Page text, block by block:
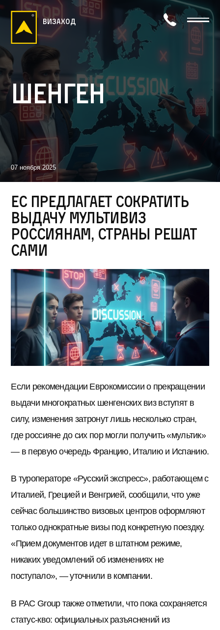
визаход
Шенген
07 ноября 2025
ЕС предлагает сократить
выдачу мультивиз
россиянам, страны решат
сами
Если рекомендации Еврокомиссии о прекращении
выдачи многократных шенгенских виз вступят в
силу, изменения затронут лишь несколько стран,
где россияне до сих пор могли получить «мультик»
— в первую очередь Францию, Италию и Испанию.
В туроператоре «Русский экспресс», работающем с
Италией, Грецией и Венгрией, сообщили, что уже
сейчас большинство визовых центров оформляют
только однократные визы под конкретную поездку.
«Прием документов идет в штатном режиме,
никаких уведомлений об изменениях не
поступало», — уточнили в компании.
В PAC Group также отметили, что пока сохраняется
статус-кво: официальных разъяснений из